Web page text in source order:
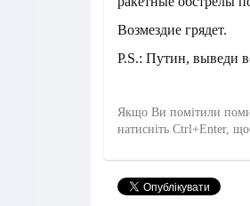
Возмездие грядет.
P.S.: Путин, выведи
Якщо Ви помітили
натисніть Ctrl+Enter,